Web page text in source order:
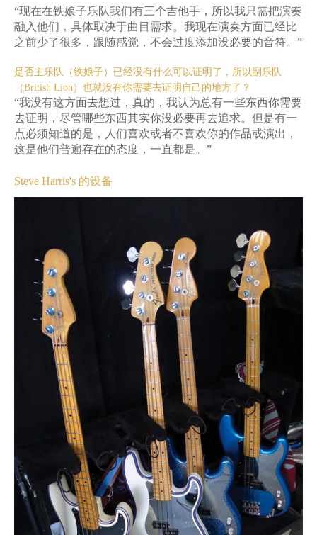
“现在在铁娘子乐队我们有三个吉他手，所以我只需把演奏
融入他们，具体取决于曲目需求。我现在演奏方面已经比
之前少了很多，跟随感觉，不会过度添加没必要的音符。”
是否主乐队（铁娘子）已经没有什么可以证明了，所以副乐队
（British Lion）也就没有你需要去证明自己的地方了？
“我没有这方面去想过，真的，我认为总有一些东西你需要
去证明，尽管哪些东西其实你没必要再去追求。但是有一
点必须知道的是，人们喜欢或者不喜欢你的作品或演出，
这是他们普遍存在的态度，一直都是。”
Steve Harris's 的设备